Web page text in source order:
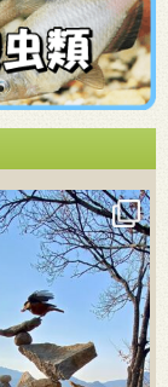
3月 18